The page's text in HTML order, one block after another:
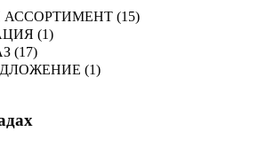
АССОРТИМЕНТ (15)
(1)
(17)
(1)